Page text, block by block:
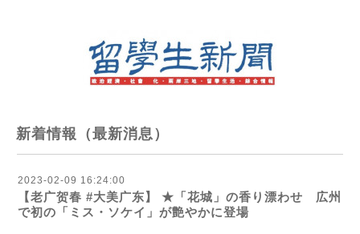
新着情報（最新消息）
2023-02-09 16:24:00
【老广贺春 #大美广东】 ★「花城」の香り漂わせ 広州
で初の「ミス・ソケイ」が艶やかに登場